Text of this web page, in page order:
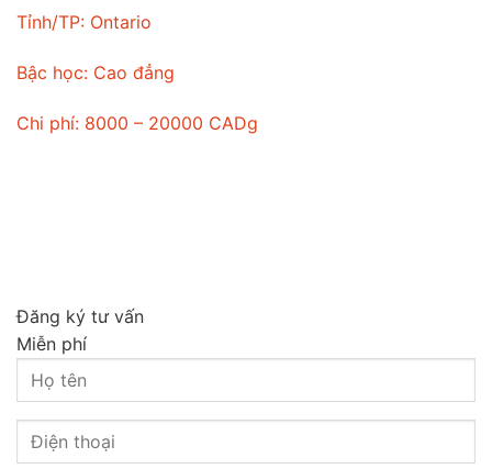
Tỉnh/TP: Ontario
Bậc học: Cao đẳng
Chi phí: 8000 – 20000 CADg
Đăng ký tư vấn
Miễn phí